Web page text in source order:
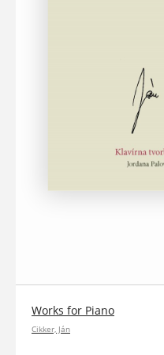
Works for Piano
Cikker, Ján